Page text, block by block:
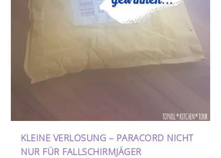
KLEINE VERLOSUNG – PARACORD NICHT
NUR FÜR FALLSCHIRMJÄGER